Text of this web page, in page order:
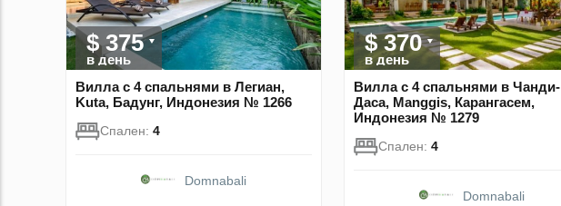
$ 375
в день
Вилла с 4 спальнями в Легиан,
Kuta, Бадунг, Индонезия № 1266
Спален: 4
Domnabali
$ 370
в день
Вилла с 4 спальнями в Чанди-
Даса, Manggis, Карангасем,
Индонезия № 1279
Спален: 4
Domnabali